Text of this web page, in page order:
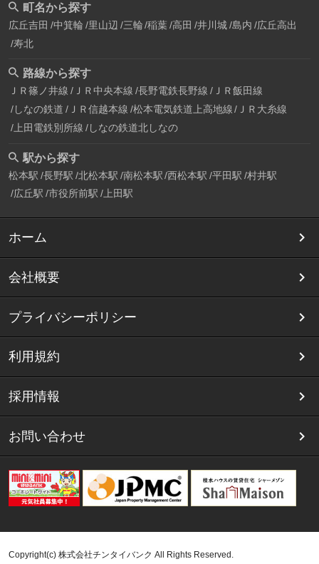
町名から探す
広丘吉田 中箕輪 里山辺 三輪 稲葉 高田 井川城 島内 広丘高出
寿北
路線から探す
ＪＲ篠ノ井線 ＪＲ中央本線 長野電鉄長野線 ＪＲ飯田線
しなの鉄道 ＪＲ信越本線 松本電気鉄道上高地線
ＪＲ大糸線
上田電鉄別所線 しなの鉄道北しなの
駅から探す
松本駅 長野駅 北松本駅 南松本駅 西松本駅 平田駅 村井駅
広丘駅 市役所前駅 上田駅
ホーム
会社概要
プライバシーポリシー
利用規約
採用情報
お問い合わせ
Copyright(c) 株式会社チンタイバンク All Rights Reserved.